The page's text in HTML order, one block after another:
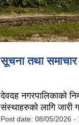
सूचना तथा समाचार
देवदह नगरपालिकाको
संस्थाहरुको लागि जारी
Post date: 08/05/2026 -